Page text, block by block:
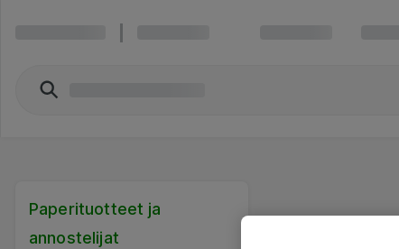
Paperituotteet ja
annostelijat